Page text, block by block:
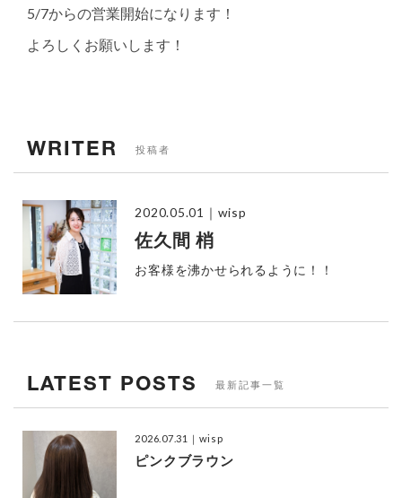
5/7からの営業開始になります！
よろしくお願いします！
WRITER 投稿者
2020.05.01 ｜wisp
佐久間 梢
お客様を沸かせられるように！！
LATEST POSTS 最新記事一覧
2026.07.31 ｜wisp
ピンクブラウン